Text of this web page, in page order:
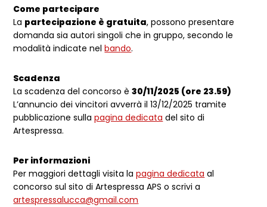
Come partecipare
La partecipazione è gratuita, possono presentare
domanda sia autori singoli che in gruppo, secondo le
modalità indicate nelbando.
Scadenza
La scadenza del concorso è30/11/2025 (ore 23.59)
L’annuncio dei vincitori avverrà il 13/12/2025 tramite
pubblicazione sullapagina dedicata del sito di
Artespressa.
Per informazioni
Per maggiori dettagli visita lapagina dedicata al
concorso sul sito di Artespressa APS o scrivi a
artespressalucca@gmail.com